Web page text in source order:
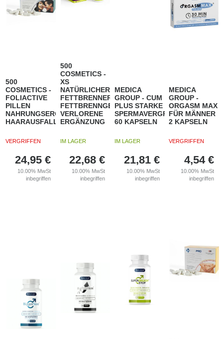
500
COSMETICS -
FOLIACTIVE
PILLEN
NAHRUNGSERGÄNZUNGSMITTEL
HAARAUSFALL
VERGRIFFEN
24,95 €
10.00% MwSt
inbegriffen
500
COSMETICS -
XS
NATÜRLICHER
FETTBRENNER
FETTBRENNGEWICHT
VERLORENE
ERGÄNZUNG
IM LAGER
22,68 €
10.00% MwSt
inbegriffen
MEDICA
GROUP - CUM
PLUS STARKE
SPERMAVERGRÖSSERUNG
60 KAPSELN
IM LAGER
21,81 €
10.00% MwSt
inbegriffen
MEDICA
GROUP -
ORGASM MAX
FÜR MÄNNER
2 KAPSELN
VERGRIFFEN
4,54 €
10.00% MwSt
inbegriffen